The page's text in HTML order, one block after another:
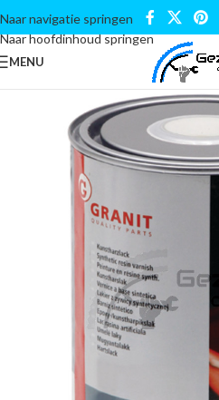
Naar navigatie springen
Naar hoofdinhoud springen
MENU